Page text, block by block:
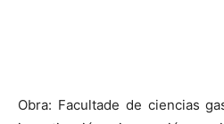
Obra: Facultade de ciencias